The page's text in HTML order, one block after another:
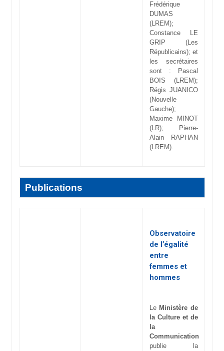
Frédérique
DUMAS
(LREM);
Constance LE
GRIP (Les
Républicains); et
les secrétaires
sont : Pascal
BOIS (LREM);
Régis JUANICO
(Nouvelle
Gauche);
Maxime MINOT
(LR); Pierre-
Alain RAPHAN
(LREM).
Publications
Observatoire
de l’égalité
entre
femmes et
hommes
Le Ministère de
la Culture et de
la
Communication
publie la